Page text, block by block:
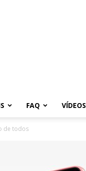
FAQ VÍDEOS
de todos